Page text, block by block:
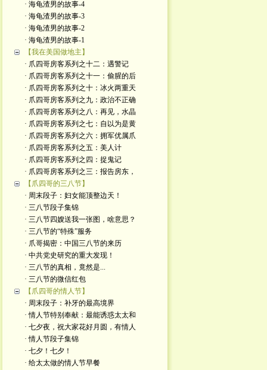
· 海龟渣男的故事-4
· 海龟渣男的故事-3
· 海龟渣男的故事-2
· 海龟渣男的故事-1
【我在美国做地主】
· 爪四哥房客系列之十二：遇警记
· 爪四哥房客系列之十一：偷腥的后
· 爪四哥房客系列之十：冰火两重天
· 爪四哥房客系列之九：政治不正确
· 爪四哥房客系列之八：再见，水晶
· 爪四哥房客系列之七：自以为是黄
· 爪四哥房客系列之六：拥军优属爪
· 爪四哥房客系列之五：美人计
· 爪四哥房客系列之四：捉鬼记
· 爪四哥房客系列之三：报告房东，
【爪四哥的三八节】
· 周末段子：妇女能顶整边天！
· 三八节段子集锦
· 三八节四嫂送我一张图，啥意思？
· 三八节的“特殊”服务
· 爪哥揭密：中国三八节的来历
· 中共党史研究的重大发现！
· 三八节的真相，竟然是...
· 三八节的微信红包
【爪四哥的情人节】
· 周末段子：补牙的最高境界
· 情人节特别奉献：最能诱惑太太和
· 七夕夜，祝大家花好月圆，有情人
· 情人节段子集锦
· 七夕！七夕！
· 给太太做的情人节早餐